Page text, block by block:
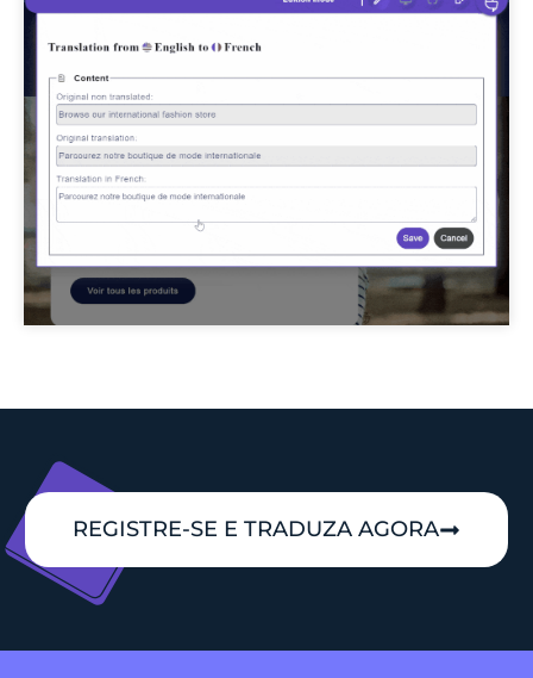
REGISTRE-SE E TRADUZA AGORA